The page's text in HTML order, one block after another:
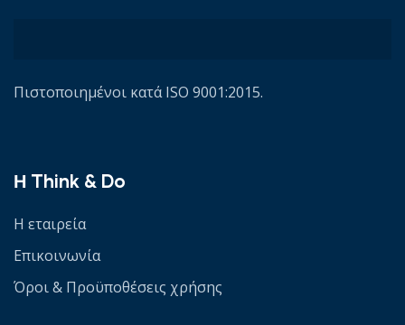
Πιστοποιημένοι κατά ISO 9001:2015.
Η Think & Do
Η εταιρεία
Επικοινωνία
Όροι & Προϋποθέσεις χρήσης